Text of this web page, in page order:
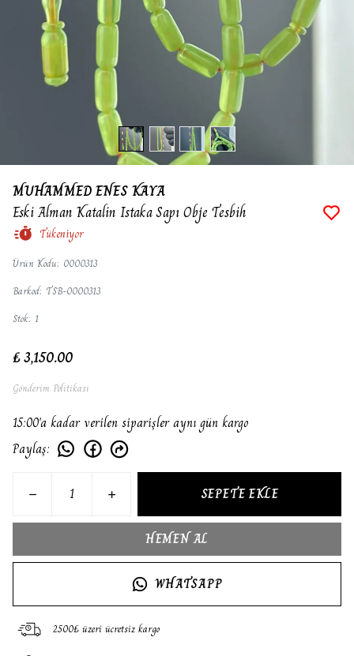
MUHAMMED ENES KAYA
Eski Alman Katalin Istaka Sapı Obje Tesbih
Tükeniyor
Ürün Kodu: 0000313
Barkod: TSB-0000313
Stok: 1
₺ 3,150.00
Gönderim Politikası
15:00'a kadar verilen siparişler aynı gün kargo
Paylaş:
SEPETE EKLE
HEMEN AL
WHATSAPP
2500₺ üzeri ücretsiz kargo